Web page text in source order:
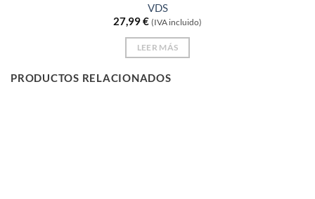
VDS
27,99€ (IVA incluido)
LEER MÁS
PRODUCTOS RELACIONADOS